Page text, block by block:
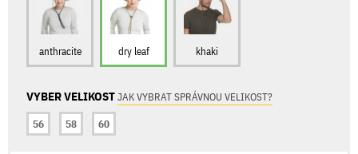
anthracite dry leaf khaki
VYBER VELIKOSTJAK VYBRAT SPRÁVNOU VELIKOST?
56
58 60